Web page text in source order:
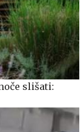
slišati: